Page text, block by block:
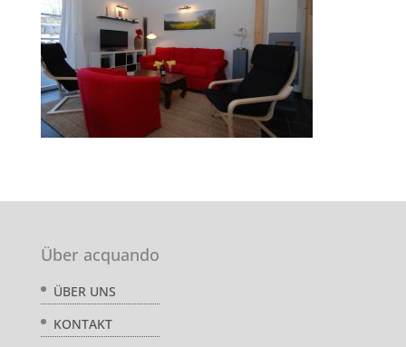
Über acquando
ÜBER UNS
KONTAKT